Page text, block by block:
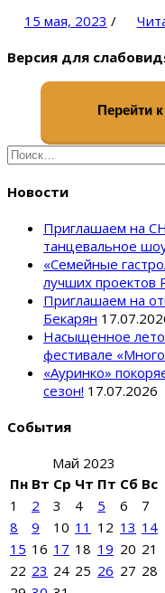
15 мая, 2023 /
Версия для
Перейти
Найти:
Новости
Приглашаем на
танцевальное
«Семейные
лучших проектов
Приглашаем на
Бекарян
Насыщенное лето
фестивале
«Ауринко»
сезон! 17.07.2026
События
Май 2023
Пн Вт Ср Чт Пт Сб Вс
1
2 3 4 5 6
7
8
9 10 11 12 13 14
15 16 17 18 19 20 21
22 23 24 25 26 27 28